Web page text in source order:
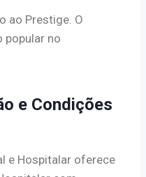
ao Prestige. O
popular no
e Condições
e Hospitalar oferece